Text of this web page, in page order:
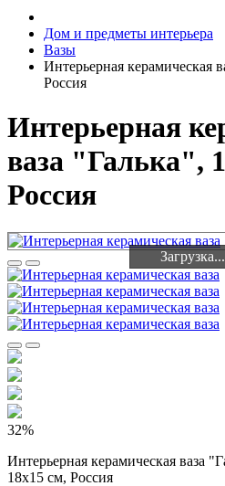
Дом и предметы интерьера
Вазы
Интерьерная керамическая
Россия
Интерьерная
ваза "Галька",
Россия
Загрузка...
Загрузка...
32%
Интерьерная керамическая ваза
18х15 см, Россия